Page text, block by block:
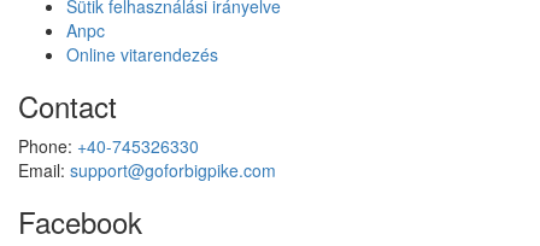
Sütik felhasználási irányelve
Anpc
Online vitarendezés
Contact
Phone: +40-745326330
Email: support@goforbigpike.com
Facebook